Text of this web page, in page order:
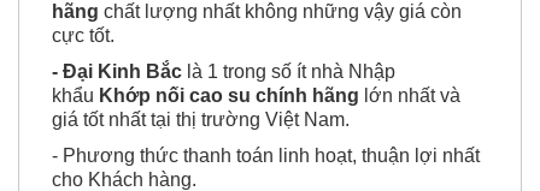
hãng chất lượng nhất không những vậy giá còn
cực tốt.
- Đại Kinh Bắc là 1 trong số ít nhà Nhập
khẩu Khớp nối cao su chính hãng lớn nhất và
giá tốt nhất tại thị trường Việt Nam.
- Phương thức thanh toán linh hoạt, thuận lợi nhất
cho Khách hàng.